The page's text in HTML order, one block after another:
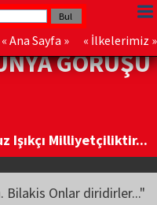
« Ana Sayfa » « İlkelerimiz »
GÖRÜŞÜ
Işıkçı Milliyetçiliktir...
Bilakis Onlar diridirler..."